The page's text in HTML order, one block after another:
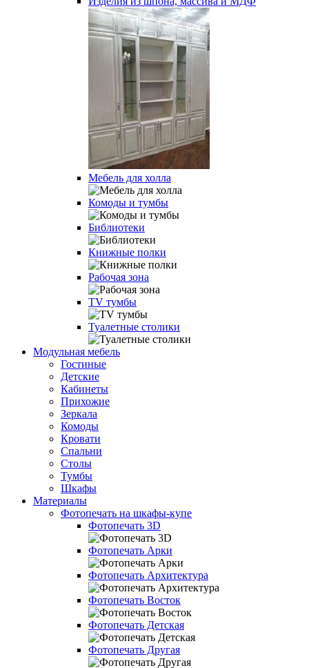
Мебель для холла
Комоды и тумбы
Библиотеки
Книжные полки
Рабочая зона
TV тумбы
Туалетные столики
Модульная мебель
Гостиные
Детские
Кабинеты
Прихожие
Зеркала
Комоды
Кровати
Спальни
Столы
Тумбы
Шкафы
Материалы
Фотопечать на шкафы-купе
Фотопечать 3D
Фотопечать Арки
Фотопечать Архитектура
Фотопечать Восток
Фотопечать Детская
Фотопечать Другая